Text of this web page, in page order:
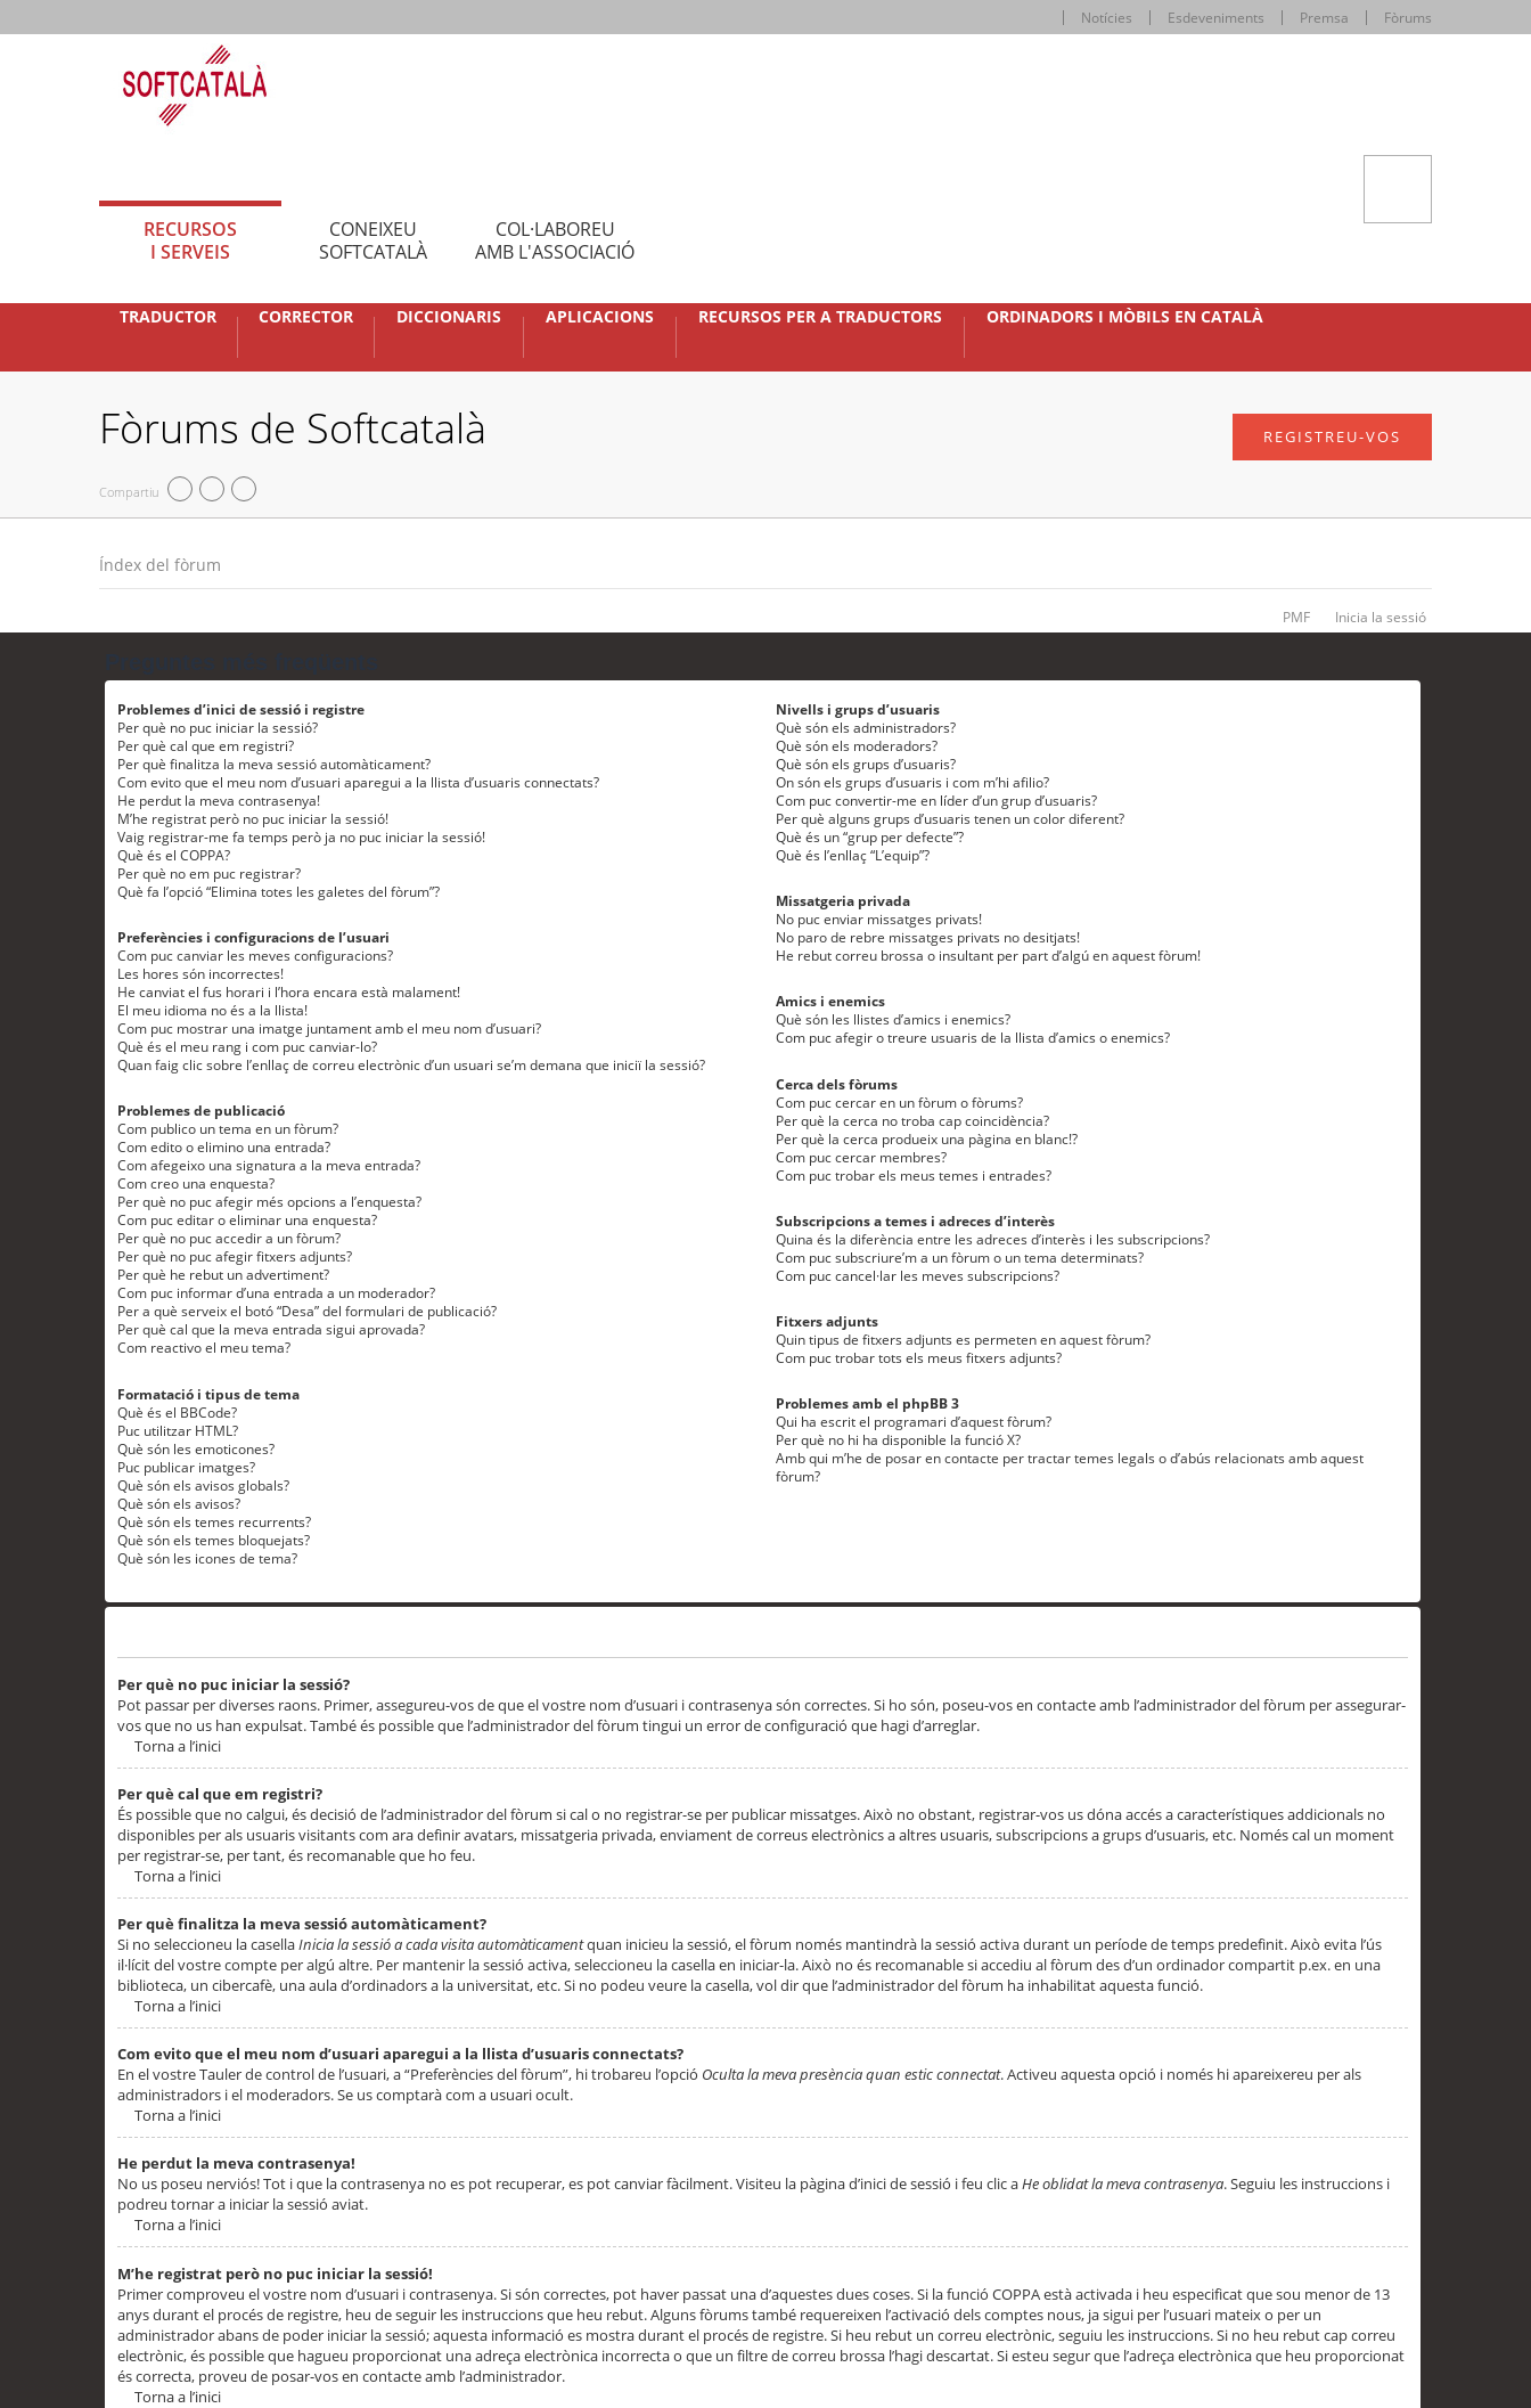
Notícies Esdeveniments Premsa Fòrums
RECURSOS
I SERVEIS
CONEIXEU
SOFTCATALÀ
COL·LABOREU
AMB L'ASSOCIACIÓ
TRADUCTOR CORRECTOR DICCIONARIS APLICACIONS RECURSOS PER A TRADUCTORS ORDINADORS I MÒBILS EN CATALÀ
Fòrums de Softcatalà
Compartiu
REGISTREU-VOS
Índex del fòrum
PMF Inicia la sessió
Problemes d’inici de sessió i registre
Per què no puc iniciar la sessió?
Per què cal que em registri?
Per què finalitza la meva sessió automàticament?
Com evito que el meu nom d’usuari aparegui a la llista d’usuaris connectats?
He perdut la meva contrasenya!
M’he registrat però no puc iniciar la sessió!
Vaig registrar-me fa temps però ja no puc iniciar la sessió!
Què és el COPPA?
Per què no em puc registrar?
Què fa l’opció “Elimina totes les galetes del fòrum”?
Preferències i configuracions de l’usuari
Com puc canviar les meves configuracions?
Les hores són incorrectes!
He canviat el fus horari i l’hora encara està malament!
El meu idioma no és a la llista!
Com puc mostrar una imatge juntament amb el meu nom d’usuari?
Què és el meu rang i com puc canviar-lo?
Quan faig clic sobre l’enllaç de correu electrònic d’un usuari se’m demana que iniciï la sessió?
Problemes de publicació
Com publico un tema en un fòrum?
Com edito o elimino una entrada?
Com afegeixo una signatura a la meva entrada?
Com creo una enquesta?
Per què no puc afegir més opcions a l’enquesta?
Com puc editar o eliminar una enquesta?
Per què no puc accedir a un fòrum?
Per què no puc afegir fitxers adjunts?
Per què he rebut un advertiment?
Com puc informar d’una entrada a un moderador?
Per a què serveix el botó “Desa” del formulari de publicació?
Per què cal que la meva entrada sigui aprovada?
Com reactivo el meu tema?
Formatació i tipus de tema
Què és el BBCode?
Puc utilitzar HTML?
Què són les emoticones?
Puc publicar imatges?
Què són els avisos globals?
Què són els avisos?
Què són els temes recurrents?
Què són els temes bloquejats?
Què són les icones de tema?
Nivells i grups d’usuaris
Què són els administradors?
Què són els moderadors?
Què són els grups d’usuaris?
On són els grups d’usuaris i com m’hi afilio?
Com puc convertir-me en líder d’un grup d’usuaris?
Per què alguns grups d’usuaris tenen un color diferent?
Què és un “grup per defecte”?
Què és l’enllaç “L’equip”?
Missatgeria privada
No puc enviar missatges privats!
No paro de rebre missatges privats no desitjats!
He rebut correu brossa o insultant per part d’algú en aquest fòrum!
Amics i enemics
Què són les llistes d’amics i enemics?
Com puc afegir o treure usuaris de la llista d’amics o enemics?
Cerca dels fòrums
Com puc cercar en un fòrum o fòrums?
Per què la cerca no troba cap coincidència?
Per què la cerca produeix una pàgina en blanc!?
Com puc cercar membres?
Com puc trobar els meus temes i entrades?
Subscripcions a temes i adreces d’interès
Quina és la diferència entre les adreces d’interès i les subscripcions?
Com puc subscriure’m a un fòrum o un tema determinats?
Com puc cancel·lar les meves subscripcions?
Fitxers adjunts
Quin tipus de fitxers adjunts es permeten en aquest fòrum?
Com puc trobar tots els meus fitxers adjunts?
Problemes amb el phpBB 3
Qui ha escrit el programari d’aquest fòrum?
Per què no hi ha disponible la funció X?
Amb qui m’he de posar en contacte per tractar temes legals o d’abús relacionats amb aquest
fòrum?
Per què no puc iniciar la sessió?
Pot passar per diverses raons. Primer, assegureu-vos de que el vostre nom d’usuari i contrasenya són correctes. Si ho són, poseu-vos en contacte amb l’administrador del fòrum per assegurar-
vos que no us han expulsat. També és possible que l’administrador del fòrum tingui un error de configuració que hagi d’arreglar.
Torna a l’inici
Per què cal que em registri?
És possible que no calgui, és decisió de l’administrador del fòrum si cal o no registrar-se per publicar missatges. Això no obstant, registrar-vos us dóna accés a característiques addicionals no
disponibles per als usuaris visitants com ara definir avatars, missatgeria privada, enviament de correus electrònics a altres usuaris, subscripcions a grups d’usuaris, etc. Només cal un moment
per registrar-se, per tant, és recomanable que ho feu.
Torna a l’inici
Per què finalitza la meva sessió automàticament?
Si no seleccioneu la casellaInicia la sessió a cada visita automàticamentquan inicieu la sessió, el fòrum només mantindrà la sessió activa durant un període de temps predefinit. Això evita l’ús
il·lícit del vostre compte per algú altre. Per mantenir la sessió activa, seleccioneu la casella en iniciar-la. Això no és recomanable si accediu al fòrum des d’un ordinador compartit p.ex. en una
biblioteca, un cibercafè, una aula d’ordinadors a la universitat, etc. Si no podeu veure la casella, vol dir que l’administrador del fòrum ha inhabilitat aquesta funció.
Torna a l’inici
Com evito que el meu nom d’usuari aparegui a la llista d’usuaris connectats?
En el vostre Tauler de control de l’usuari, a “Preferències del fòrum”, hi trobareu l’opció Oculta la meva presència quan estic connectat. Activeu aquesta opció i només hi apareixereu per als
administradors i el moderadors. Se us comptarà com a usuari ocult.
Torna a l’inici
He perdut la meva contrasenya!
No us poseu nerviós! Tot i que la contrasenya no es pot recuperar, es pot canviar fàcilment. Visiteu la pàgina d’inici de sessió i feu clic aHe oblidat la meva contrasenya. Seguiu les instruccions i
podreu tornar a iniciar la sessió aviat.
Torna a l’inici
M’he registrat però no puc iniciar la sessió!
Primer comproveu el vostre nom d’usuari i contrasenya. Si són correctes, pot haver passat una d’aquestes dues coses. Si la funció COPPA està activada i heu especificat que sou menor de 13
anys durant el procés de registre, heu de seguir les instruccions que heu rebut. Alguns fòrums també requereixen l’activació dels comptes nous, ja sigui per l’usuari mateix o per un
administrador abans de poder iniciar la sessió; aquesta informació es mostra durant el procés de registre. Si heu rebut un correu electrònic, seguiu les instruccions. Si no heu rebut cap correu
electrònic, és possible que hagueu proporcionat una adreça electrònica incorrecta o que un filtre de correu brossa l’hagi descartat. Si esteu segur que l’adreça electrònica que heu proporcionat
és correcta, proveu de posar-vos en contacte amb l’administrador.
Torna a l’inici